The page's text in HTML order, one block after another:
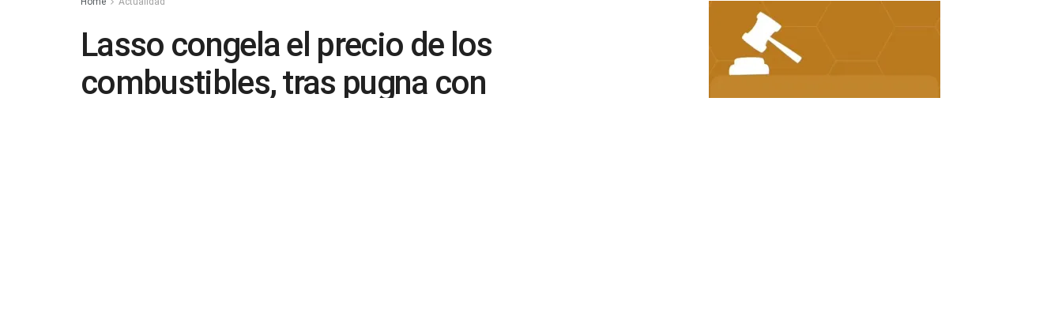
Lasso congela el precio de los
combustibles, tras pugna con